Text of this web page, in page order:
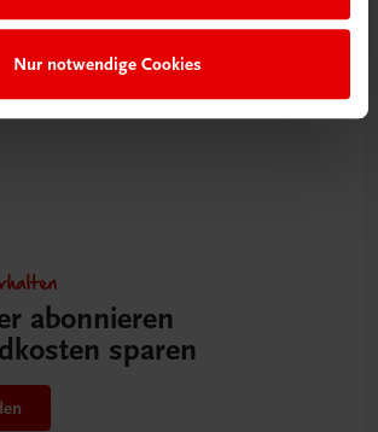
Nur notwendige Cookies
abonnieren
sparen